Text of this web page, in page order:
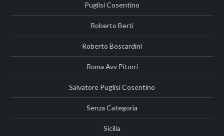
Puglisi Cosentino
Roberto Berti
Roberto Boscardini
Roma Avv Pitorri
Salvatore Puglisi Cosentino
Senza Categoria
Sicilia